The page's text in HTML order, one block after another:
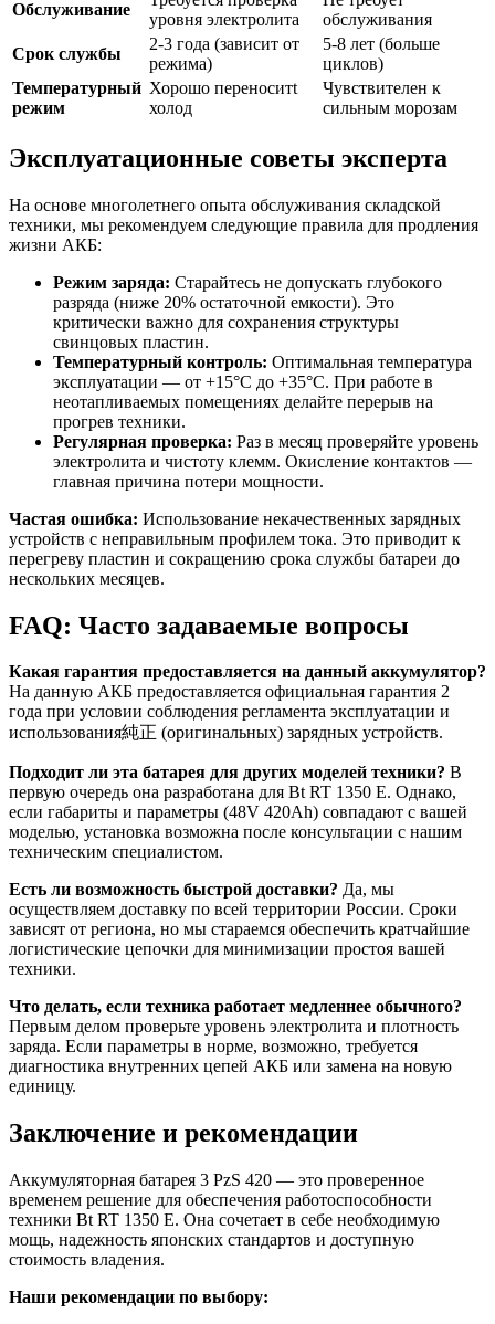
Обслуживание
уровня электролита
обслуживания
Срок службы
2-3 года (зависит от
режима)
5-8 лет (больше
циклов)
Температурный
режим
Хорошо переноситt
холод
Чувствителен к
сильным морозам
Эксплуатационные советы эксперта
На основе многолетнего опыта обслуживания складской
техники, мы рекомендуем следующие правила для продления
жизни АКБ:
Режим заряда: Старайтесь не допускать глубокого
разряда (ниже 20% остаточной емкости). Это
критически важно для сохранения структуры
свинцовых пластин.
Температурный контроль: Оптимальная температура
эксплуатации — от +15°C до +35°C. При работе в
неотапливаемых помещениях делайте перерыв на
прогрев техники.
Регулярная проверка: Раз в месяц проверяйте уровень
электролита и чистоту клемм. Окисление контактов —
главная причина потери мощности.
Частая ошибка: Использование некачественных зарядных
устройств с неправильным профилем тока. Это приводит к
перегреву пластин и сокращению срока службы батареи до
нескольких месяцев.
FAQ: Часто задаваемые вопросы
Какая гарантия предоставляется на данный аккумулятор?
На данную АКБ предоставляется официальная гарантия 2
года при условии соблюдения регламента эксплуатации и
использования純正 (оригинальных) зарядных устройств.
Подходит ли эта батарея для других моделей техники? В
первую очередь она разработана для Bt RT 1350 E. Однако,
если габариты и параметры (48V 420Ah) совпадают с вашей
моделью, установка возможна после консультации с нашим
техническим специалистом.
Есть ли возможность быстрой доставки? Да, мы
осуществляем доставку по всей территории России. Сроки
зависят от региона, но мы стараемся обеспечить кратчайшие
логистические цепочки для минимизации простоя вашей
техники.
Что делать, если техника работает медленнее обычного?
Первым делом проверьте уровень электролита и плотность
заряда. Если параметры в норме, возможно, требуется
диагностика внутренних цепей АКБ или замена на новую
единицу.
Заключение и рекомендации
Аккумуляторная батарея 3 PzS 420 — это проверенное
временем решение для обеспечения работоспособности
техники Bt RT 1350 E. Она сочетает в себе необходимую
мощь, надежность японских стандартов и доступную
стоимость владения.
Наши рекомендации по выбору: